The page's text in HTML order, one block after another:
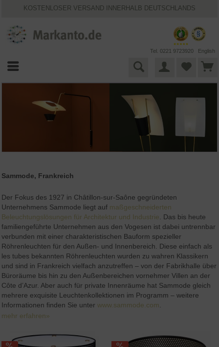
KOSTENLOSER VERSAND INNERHALB DEUTSCHLANDS
BESTPRICE-GARANTIE
Tel. 0221 9723920 English
Sammode, Frankreich
Der Fokus des 1927 in Châtillon-sur-Saône gegründeten
Unternehmens Sammode liegt auf maßgeschneiderten
Beleuchtungslösungen für Architektur und Industrie. Das bis heute
familiengeführte Unternehmen aus den Vogesen ist dabei untrennbar
verbunden mit einer charakteristischen Bauform spezieller
Röhrenleuchten für den Außen- und Innenbereich. Diese einfach als
les tubes bekannten Röhrenleuchten wurden zu wahren Klassikern
und sind in Frankreich vielfach anzutreffen – von der Fabrikhalle über
Büroräume bis hin zu den Außenbereichen vornehmer Villen an der
Côte d’Azur. Aber auch für private Innenräume hat Sammode gleich
mehrere exquisite Leuchtenkollektionen im Programm – weitere
Informationen finden Sie unterwww.sammode.com.
mehr erfahren»